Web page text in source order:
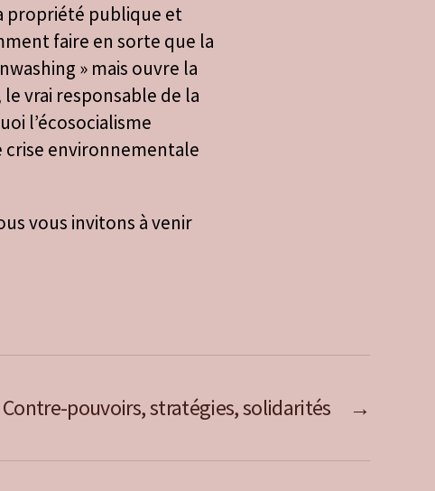
propriété publique et
faire en sorte que la
» mais ouvre la
vrai responsable de la
l’écosocialisme
environnementale
vous invitons à venir
→
pouvoirs, stratégies, solidarités